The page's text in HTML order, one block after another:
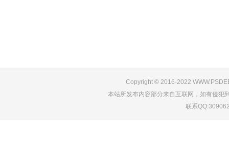
Copyright © 2016-2022
本站所发布内容部分来自互联网，如有侵犯
联系